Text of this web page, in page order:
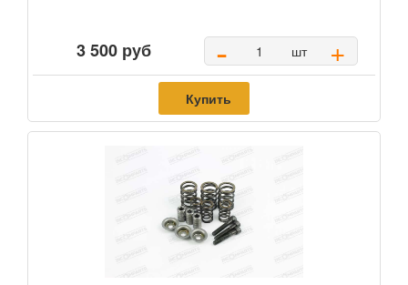
3 500 руб - шт +
Купить